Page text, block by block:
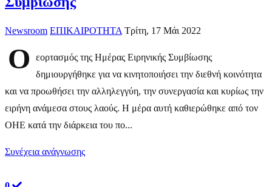
Newsroom ΕΠΙΚΑΙΡΟΤΗΤΑ Τρίτη, 17 Μάι 2022
Ο
εορτασμός της Ημέρας Ειρηνικής Συμβίωσης
δημιουργήθηκε για να κινητοποιήσει την διεθνή κοινότητα
και να προωθήσει την αλληλεγγύη, την συνεργασία και κυρίως την
ειρήνη ανάμεσα στους λαούς. Η μέρα αυτή καθιερώθηκε από τον
ΟΗΕ κατά την διάρκεια του πο...
Συνέχεια ανάγνωσης